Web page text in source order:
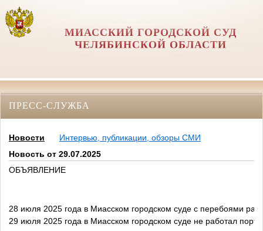
МИАССКИЙ ГОРОДСКОЙ СУД
ЧЕЛЯБИНСКОЙ ОБЛАСТИ
ПРЕСС-СЛУЖБА
Новости
Интервью, публикации, обзоры СМИ
Новость от 29.07.2025
ОБЪЯВЛЕНИЕ
28 июля 2025 года в Миасском городском суде с перебоями
29 июля 2025 года в Миасском городском суде не работал